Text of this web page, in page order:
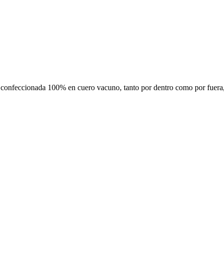
confeccionada 100% en cuero vacuno, tanto por dentro como por